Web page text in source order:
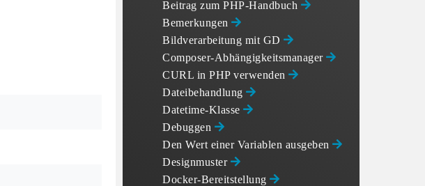
Beitrag zum PHP-Handbuch
Bemerkungen
Bildverarbeitung mit GD
Composer-Abhängigkeitsmanager
CURL in PHP verwenden
Dateibehandlung
Datetime-Klasse
Debuggen
Den Wert einer Variablen ausgeben
Designmuster
Docker-Bereitstellung